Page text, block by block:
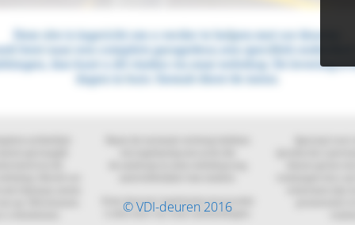
© VDI-deuren 2016